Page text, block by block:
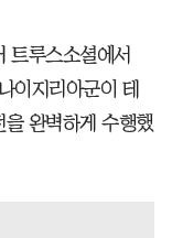
트루스소셜에서
이지리아군이 테
완벽하게 수행했